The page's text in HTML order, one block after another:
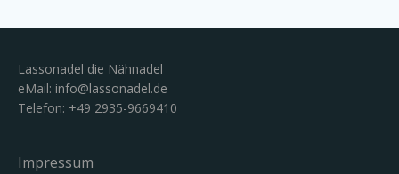
Lassonadel die Nähnadel
eMail: info@lassonadel.de
Telefon: +49 2935-9669410
Impressum